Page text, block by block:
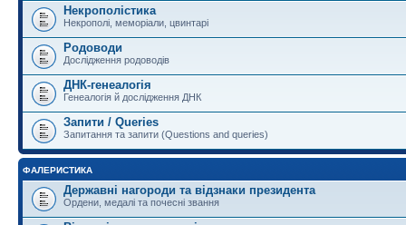
Некрополістика
Некрополі, меморіали, цвинтарі
Родоводи
Дослідження родоводів
ДНК-генеалогія
Генеалогія й дослідження ДНК
Запити / Queries
Запитання та запити (Questions and queries)
ФАЛЕРИСТИКА
Державні нагороди та відзнаки президента
Ордени, медалі та почесні звання